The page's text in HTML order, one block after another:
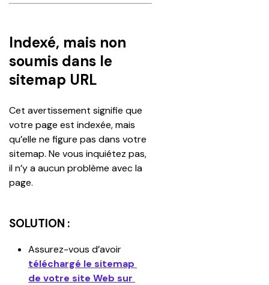
Indexé, mais non
soumis dans le
sitemap URL
Cet avertissement signifie que
votre page est indexée, mais
qu’elle ne figure pas dans votre
sitemap. Ne vous inquiétez pas,
il n’y a aucun problème avec la
page.
SOLUTION :
Assurez-vous d’avoir
téléchargé le sitemap
de votre site Web sur